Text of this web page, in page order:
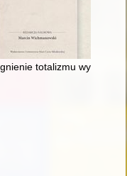
podol'skom regione
totalizmu wypływa